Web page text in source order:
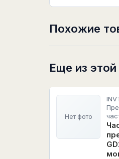
Похожие
Еще из этой
Нет фото